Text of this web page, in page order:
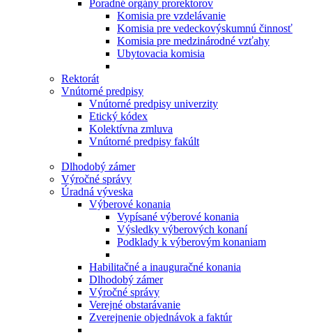
Poradné orgány prorektorov
Komisia pre vzdelávanie
Komisia pre vedeckovýskumnú činnosť
Komisia pre medzinárodné vzťahy
Ubytovacia komisia
Rektorát
Vnútorné predpisy
Vnútorné predpisy univerzity
Etický kódex
Kolektívna zmluva
Vnútorné predpisy fakúlt
Dlhodobý zámer
Výročné správy
Úradná výveska
Výberové konania
Vypísané výberové konania
Výsledky výberových konaní
Podklady k výberovým konaniam
Habilitačné a inauguračné konania
Dlhodobý zámer
Výročné správy
Verejné obstarávanie
Zverejnenie objednávok a faktúr